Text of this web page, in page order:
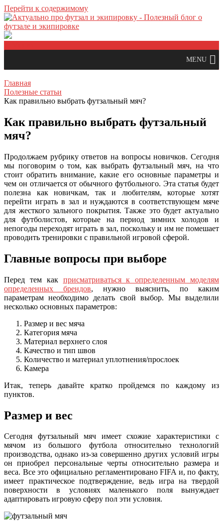
Перейти к содержимому
MENU
Главная
Полезные статьи
Как правильно выбрать футзальный мяч?
Как правильно выбрать футзальный
мяч?
Продолжаем рубрику ответов на вопросы новичков. Сегодня
мы поговорим о том, как выбрать футзальный мяч, на что
стоит обратить внимание, какие его основные параметры и
чем он отличается от обычного футбольного. Эта статья будет
полезна как новичкам, так и любителям, которые хотят
перейти играть в зал и нуждаются в соответствующем мяче
для жесткого зального покрытия. Также это будет актуально
для футболистов, которые на период зимних холодов и
непогоды переходят играть в зал, поскольку и им не помешает
проводить тренировки с правильной игровой сферой.
Главные вопросы при выборе
Перед тем как присматриваться к определенным моделям
определенных брендов, нужно выяснить, по каким
параметрам необходимо делать свой выбор. Мы выделили
несколько основных параметров:
Размер и вес мяча
Категория мяча
Материал верхнего слоя
Качество и тип швов
Количество и материал уплотнения/прослоек
Камера
Итак, теперь давайте кратко пройдемся по каждому из
пунктов.
Размер и вес
Сегодня футзальный мяч имеет схожие характеристики с
мячом из большого футбола относительно технологий
производства, однако из-за совершенно других условий игры
он приобрел персональные черты относительно размера и
веса. Все это официально регламентировано FIFA и, по факту,
имеет практическое подтверждение, ведь игра на твердой
поверхности в условиях маленького поля вынуждает
адаптировать игровую сферу пол эти условия.